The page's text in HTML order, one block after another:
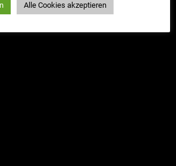
Alle Cookies akzeptieren